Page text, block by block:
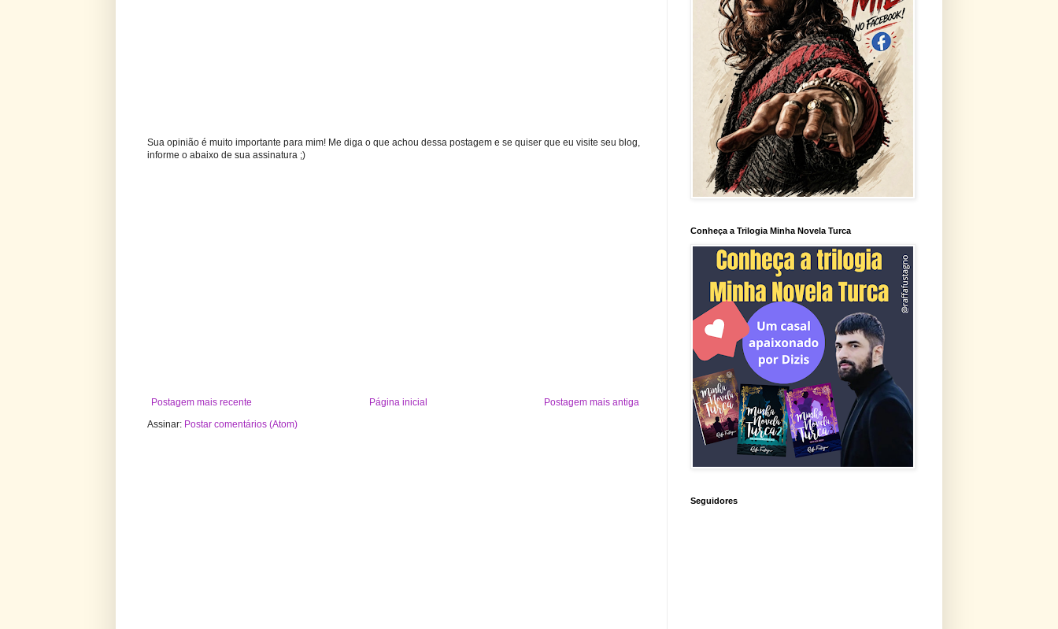
Sua opinião é muito importante para mim! Me diga o que achou dessa postagem e se quiser que eu visite seu blog,
informe o abaixo de sua assinatura ;)
Postagem mais recente Postagem mais antiga
Página inicial
Assinar: Postar comentários (Atom)
Conheça a Trilogia Minha Novela Turca
Seguidores